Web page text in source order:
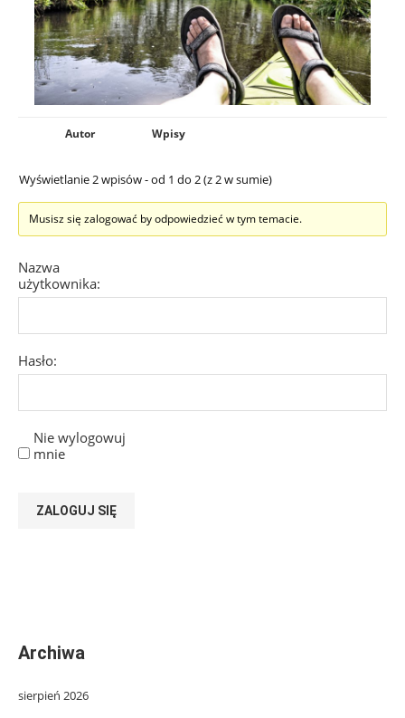
Autor Wpisy
Wyświetlanie 2 wpisów - od 1 do 2 (z 2 w sumie)
Musisz się zalogować by odpowiedzieć w tym temacie.
Nazwa
użytkownika:
Hasło:
Nie wylogowuj
mnie
ZALOGUJ SIĘ
Archiwa
sierpień 2026